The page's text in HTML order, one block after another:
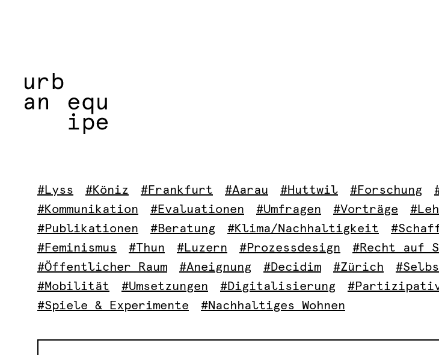
#Lyss #Köniz #Frankfurt #Aarau #Huttwil #Forschung
#Kommunikation
#Evaluationen #Umfragen #Vorträge
#Publikationen
#Beratung #Klima/Nachhaltigkeit
#Feminismus
#Thun #Luzern #Prozessdesign #Recht auf
#Öffentlicher Raum
#Aneignung #Decidim #Zürich
#Mobilität
#Umsetzungen #Digitalisierung
#Spiele & Experimente
#Nachhaltiges Wohnen